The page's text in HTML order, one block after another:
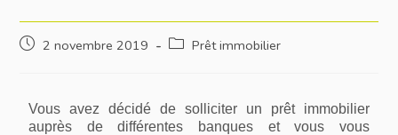
2 novembre 2019 Prêt immobilier
Vous avez décidé de solliciter un prêt immobilier
auprès de différentes banques et vous vous